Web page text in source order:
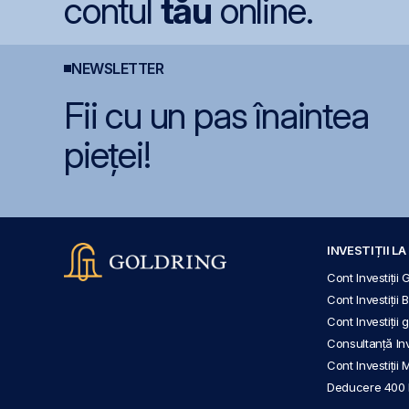
contul tău online.
NEWSLETTER
Fii cu un pas înaintea
pieței!
INVESTIȚII LA
Cont Investiții
Cont Investiții
Cont Investiții
Consultanță
Cont Investiții
Deducere 400